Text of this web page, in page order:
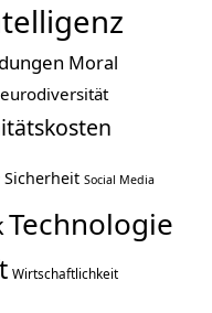
Moral
Sicherheit Social Media
Technologie
Wirtschaftlichkeit